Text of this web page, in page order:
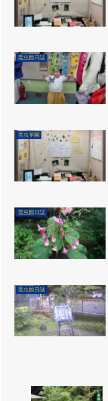
昆虫館日誌
昆虫学園
昆虫館日誌
昆虫館日誌